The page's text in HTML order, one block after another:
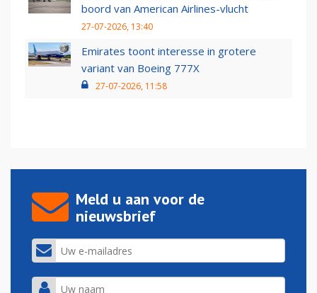
boord van American Airlines-vlucht
27-07-2026, 13:40
Emirates toont interesse in grotere
variant van Boeing 777X
27-07-2026, 11:58
Meld u aan voor de
nieuwsbrief